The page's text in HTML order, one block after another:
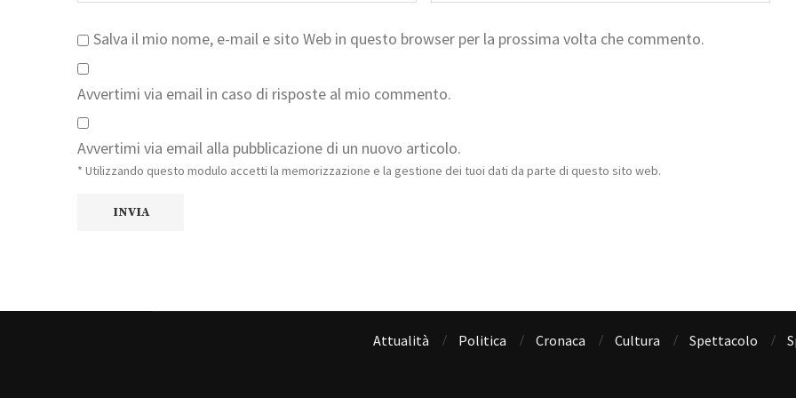
Salva il mio nome, e-mail e sito Web in questo browser per la prossima volta che commento.
Avvertimi via email in caso di risposte al mio commento.
Avvertimi via email alla pubblicazione di un nuovo articolo.
* Utilizzando questo modulo accetti la memorizzazione e la gestione dei tuoi dati da parte di questo sito web.
Attualità Politica Cronaca Cultura Spettacolo